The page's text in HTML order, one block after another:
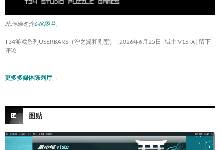
此画廊包含6张图片。
T34游戏系列USERBARS（泞之翼和别墅） 2026年6月25日 域主 V1STA 留下
评论
更多多媒体陈列厅 →
图贴